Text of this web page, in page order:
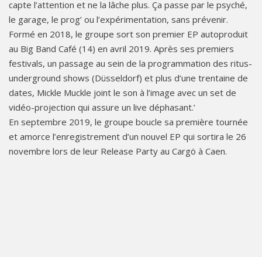
capte l’attention et ne la lâche plus. Ça passe par le psyché,
le garage, le prog’ ou l’expérimentation, sans prévenir.
Formé en 2018, le groupe sort son premier EP autoproduit
au Big Band Café (14) en avril 2019. Après ses premiers
festivals, un passage au sein de la programmation des ritus-
underground shows (Düsseldorf) et plus d’une trentaine de
dates, Mickle Muckle joint le son à l’image avec un set de
vidéo-projection qui assure un live déphasant.’
En septembre 2019, le groupe boucle sa première tournée
et amorce l’enregistrement d’un nouvel EP qui sortira le 26
novembre lors de leur Release Party au Cargö à Caen.